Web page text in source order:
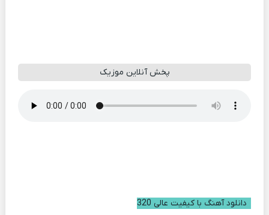
پخش آنلاین موزیک
دانلود آهنگ با کیفیت عالی 320